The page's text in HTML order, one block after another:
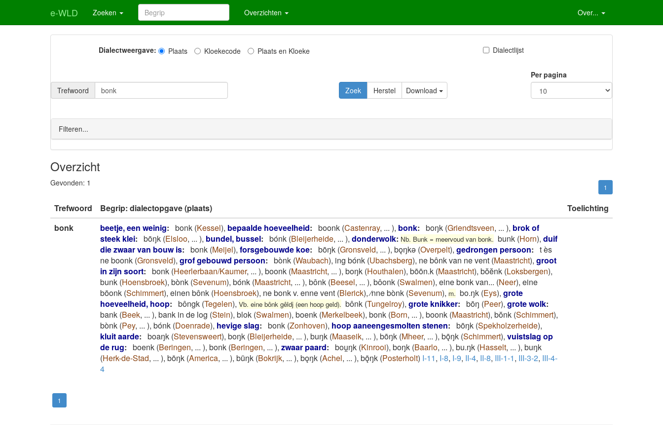
e-WLD Zoeken Overzichten Over...
Dialectweergave: Plaats Kloekecode Plaats en Kloeke Dialectlijst
Trefwoord Download
Per pagina
Filteren...
Overzicht
Gevonden: 1 1
Trefwoord Begrip: dialectopgave (plaats)
Toelichting
bonk
beetje, een weinig: bonk (Kessel), bepaalde hoeveelheid: boonk (Castenray, ... ), bonk: boŋk (Griendtsveen, ... ), brok of
steek klei: bōŋk (Elsloo, ... ), bundel, bussel: bónk (Bleijerheide, ... ), donderwolk: Nb. Bunk = meervoud van bonk. bunk (Horn), duif
die zwaar van bouw is: bonk (Meijel), forsgebouwde koe: bōŋk (Gronsveld, ... ), bǫŋkǝ (Overpelt), gedrongen persoon: t ès
ne boonk (Gronsveld), grof gebouwd persoon: bònk (Waubach), ing bónk (Ubachsberg), ne bônk van ne vent (Maastricht), groot
in zijn soort: bonk (Heerlerbaan/Kaumer, ... ), boonk (Maastricht, ... ), boŋk (Houthalen), bōōn.k (Maastricht), bŏĕnk (Loksbergen),
bunk (Hoensbroek), bònk (Sevenum), bónk (Maastricht, ... ), bônk (Beesel, ... ), bôonk (Swalmen), eine bonk van... (Neer), eine
bōonk (Schimmert), einen bônk (Hoensbroek), ne bonk v. enne vent (Blerick),⁄nne bònk (Sevenum), m. bo.ŋk (Eys), grote
hoeveelheid, hoop: bôngk (Tegelen), Vb. eine bônk gêldj (een hoop geld). bônk (Tungelroy), grote knikker: bōŋ (Peer), grote wolk:
bank (Beek, ... ), bank in de log (Stein), blok (Swalmen), boenk (Merkelbeek), bonk (Born, ... ), boonk (Maastricht), bŏnk (Schimmert),
bònk (Pey, ... ), bónk (Doenrade), hevige slag: bonk (Zonhoven), hoop aaneengesmolten stenen: bōŋk (Spekholzerheide),
kluit aarde: boaŋk (Stevensweert), boŋk (Bleijerheide, ... ), buŋk (Maaseik, ... ), bōŋk (Mheer, ... ), bǭŋk (Schimmert), vuistslag op
de rug: boenk (Beringen, ... ), bonk (Beringen, ... ), zwaar paard: bou̯ŋk (Kinrooi), boŋk (Baarlo, ... ), bu.ŋk (Hasselt, ... ), buŋk
(Herk-de-Stad, ... ), bōŋk (America, ... ), būŋk (Bokrijk, ... ), bǫŋk (Achel, ... ), bǭŋk (Posterholt) I-11, I-8, I-9, II-4, II-8, III-1-1, III-3-2, III-4-
4
1